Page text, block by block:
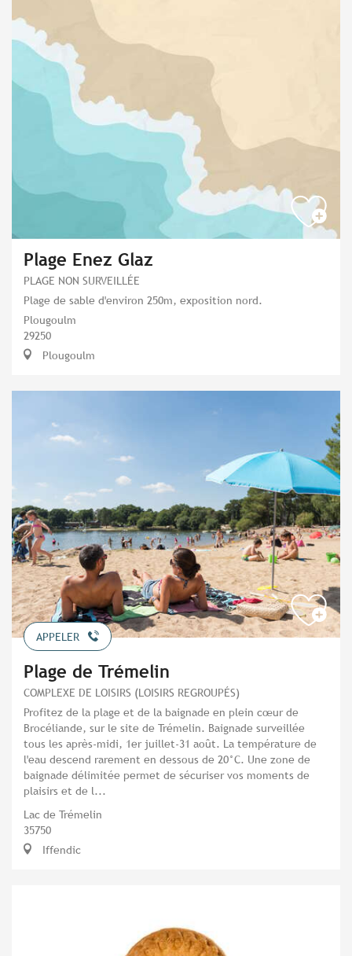
Plage Enez Glaz
PLAGE NON SURVEILLÉE
Plage de sable d'environ 250m, exposition nord.
Plougoulm
29250
Plougoulm
APPELER
Plage de Trémelin
COMPLEXE DE LOISIRS (LOISIRS REGROUPÉS)
Profitez de la plage et de la baignade en plein cœur de
Brocéliande, sur le site de Trémelin. Baignade surveillée
tous les après-midi, 1er juillet-31 août. La température de
l'eau descend rarement en dessous de 20°C. Une zone de
baignade délimitée permet de sécuriser vos moments de
plaisirs et de l...
Lac de Trémelin
35750
Iffendic